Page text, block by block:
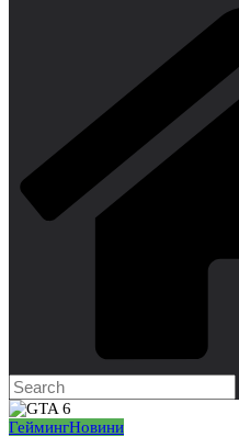
ГеймингНовини